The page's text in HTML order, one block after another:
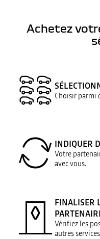
Achetez
Choisir parmi
INDIQUER
Votre
avec vous.
FINALISER
Vérifiez les
autres